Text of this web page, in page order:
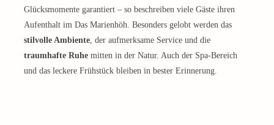
Glücksmomente garantiert – so beschreiben viele Gäste ihren
Aufenthalt im Das Marienhöh. Besonders gelobt werden das
stilvolle Ambiente, der aufmerksame Service und die
traumhafte Ruhe mitten in der Natur. Auch der Spa-Bereich
und das leckere Frühstück bleiben in bester Erinnerung.